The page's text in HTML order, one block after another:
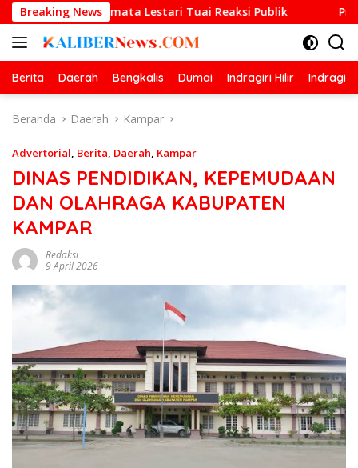
Langsung
ke
konten
Breaking News
Lestari Tuai Reaksi Publik Prestasi Gemilang
Berita Daerah Bengkalis Dumai Indragiri Hilir Indragiri
Beranda Daerah Kampar
Advertorial, Berita, Daerah, Kampar
DINAS PENDIDIKAN, KEPEMUDAAN
DAN OLAHRAGA KABUPATEN
KAMPAR
Redaksi
9 April 2026